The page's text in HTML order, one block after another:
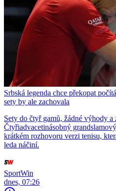
Srbská legenda chce překopat
sety by ale zachovala
Sety do čtyř gamů, žádné výhody
Čtyřiadvacetinásobný
krátkém rozhovoru verzi tenisu,
leda náčiní.
SportWin
dnes, 07:26